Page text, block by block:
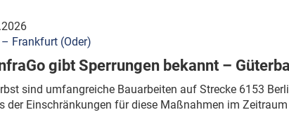
– Frankfurt (Oder)
gibt Sperrungen bekannt –
sind umfangreiche Bauarbeiten auf Strecke 6153
der Einschränkungen für diese Maßnahmen im